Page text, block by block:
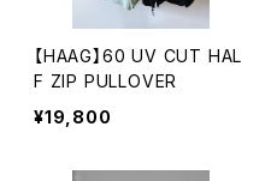
【HAAG】60 UV CUT HAL
F ZIP PULLOVER
¥19,800